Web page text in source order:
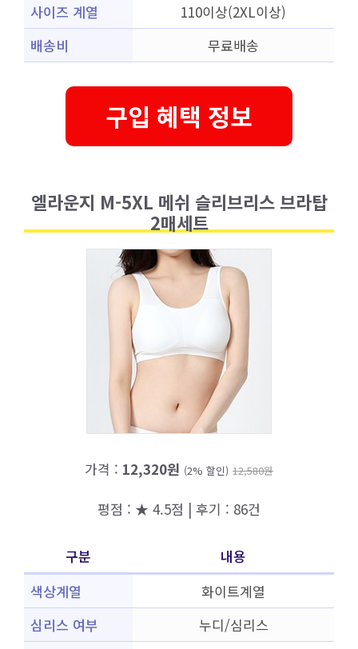
사이즈 계열
110이상(2XL이상)
배송비
무료배송
구입 혜택 정보
엘라운지 M-5XL 메쉬 슬리브리스 브라탑
2매세트
가격 : 12,320원 (2% 할인) 12,580원
평점 : ★ 4.5점 | 후기 : 86건
구분
내용
색상계열
화이트계열
심리스 여부
누디/심리스